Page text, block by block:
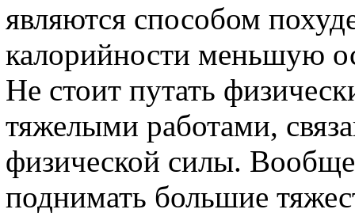
являются способом
калорийности меньшую
Не стоит путать
тяжелыми работами,
физической силы.
поднимать большие